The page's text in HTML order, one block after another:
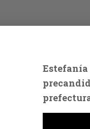
Estefanía